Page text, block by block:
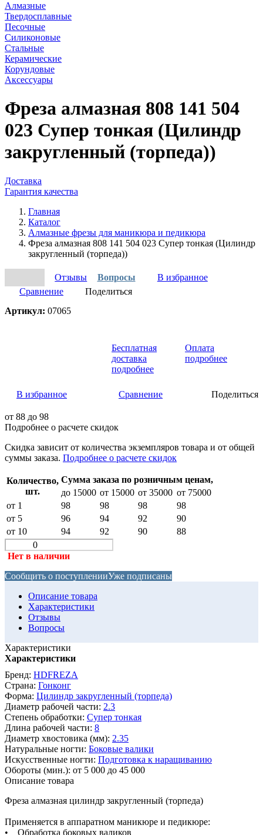
Алмазные
Твердосплавные
Песочные
Силиконовые
Стальные
Керамические
Корундовые
Аксессуары
Фреза алмазная 808 141 504
023 Супер тонкая (Цилиндр
закругленный (торпеда))
Доставка
Гарантия качества
Главная
Каталог
Алмазные фрезы для маникюра и педикюра
Фреза алмазная 808 141 504 023 Супер тонкая (Цилиндр
закругленный (торпеда))
Отзывы Вопросы
В избранное
Сравнение
Поделиться
Артикул: 07065
Бесплатная
доставка
подробнее
Оплата
подробнее
В избранное Сравнение Поделиться
Характеристики
Характеристики
Бренд: HDFREZA
Страна: Гонконг
Форма: Цилиндр закругленный (торпеда)
Диаметр рабочей части: 2.3
Степень обработки: Супер тонкая
Длина рабочей части: 8
Диаметр хвостовика (мм): 2.35
Натуральные ногти: Боковые валики
Искусственные ногти: Подготовка к наращиванию
Обороты (мин.): от 5 000 до 45 000
от 88 до 98
Подробнее о расчете скидок
Скидка зависит от количества экземпляров товара и от общей
суммы заказа. Подробнее о расчете скидок
Количество,
шт.
Сумма заказа по розничным ценам,
до 15000 от 15000 от 35000 от 75000
от 1
98 98 98
98
от 5
96 94 92
90
от 10
94 92 90 88
Нет в наличии
Сообщить о поступленииУже подписаны
Описание товара
Характеристики
Отзывы
Вопросы
Описание товара
Фреза алмазная цилиндр закругленный (торпеда)
Применяется в аппаратном маникюре и педикюре:
• Обработка боковых валиков